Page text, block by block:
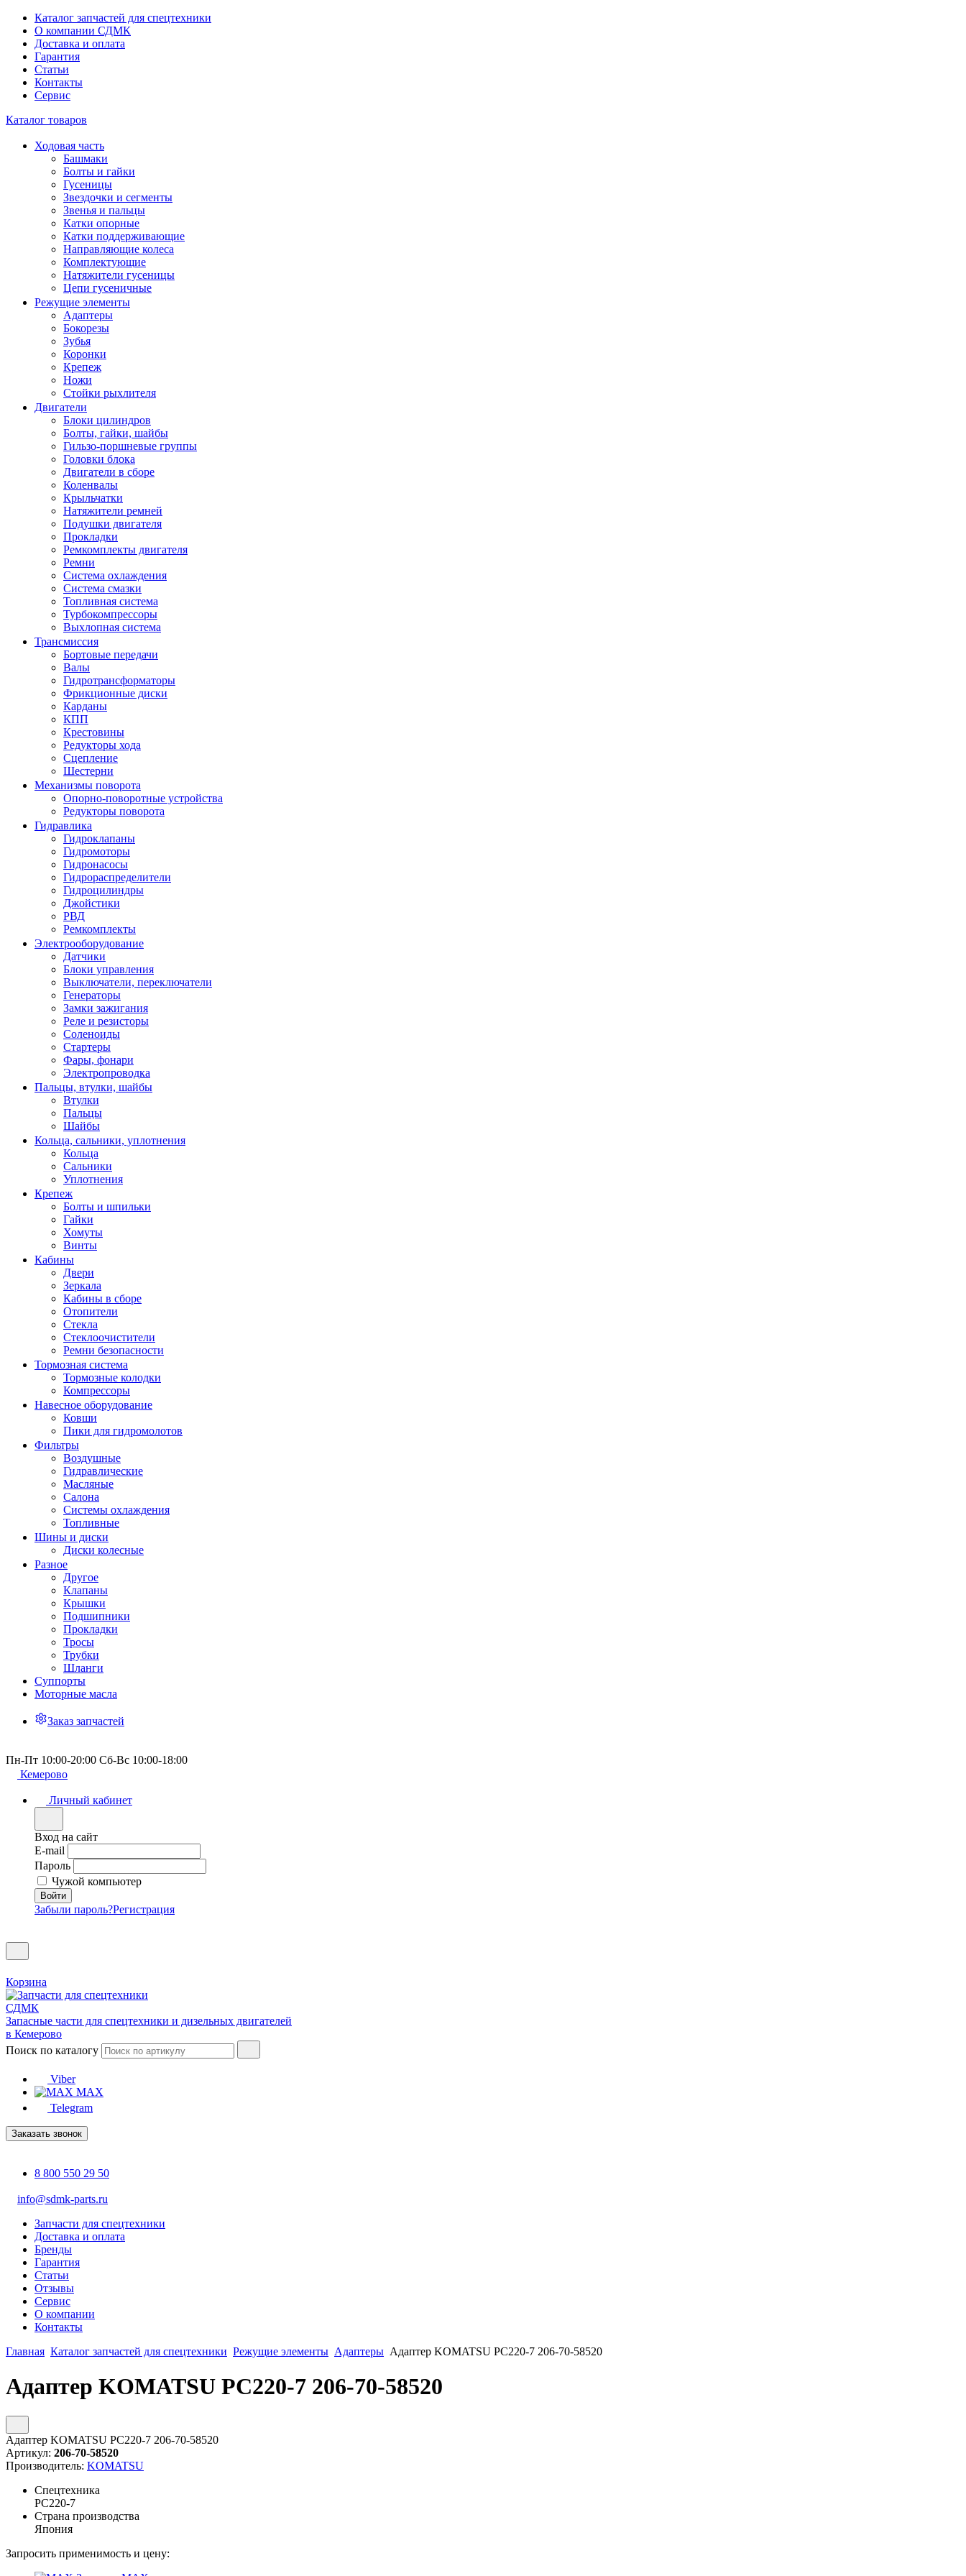
Каталог запчастей для спецтехники
О компании СДМК
Доставка и оплата
Гарантия
Статьи
Контакты
Сервис
Каталог товаров
Ходовая часть
Башмаки
Болты и гайки
Гусеницы
Звездочки и сегменты
Звенья и пальцы
Катки опорные
Катки поддерживающие
Направляющие колеса
Комплектующие
Натяжители гусеницы
Цепи гусеничные
Режущие элементы
Адаптеры
Бокорезы
Зубья
Коронки
Крепеж
Ножи
Стойки рыхлителя
Двигатели
Блоки цилиндров
Болты, гайки, шайбы
Гильзо-поршневые группы
Головки блока
Двигатели в сборе
Коленвалы
Крыльчатки
Натяжители ремней
Подушки двигателя
Прокладки
Ремкомплекты двигателя
Ремни
Система охлаждения
Система смазки
Топливная система
Турбокомпрессоры
Выхлопная система
Трансмиссия
Бортовые передачи
Валы
Гидротрансформаторы
Фрикционные диски
Карданы
КПП
Крестовины
Редукторы хода
Сцепление
Шестерни
Механизмы поворота
Опорно-поворотные устройства
Редукторы поворота
Гидравлика
Гидроклапаны
Гидромоторы
Гидронасосы
Гидрораспределители
Гидроцилиндры
Джойстики
РВД
Ремкомплекты
Электрооборудование
Датчики
Блоки управления
Выключатели, переключатели
Генераторы
Замки зажигания
Реле и резисторы
Соленоиды
Стартеры
Фары, фонари
Электропроводка
Пальцы, втулки, шайбы
Втулки
Пальцы
Шайбы
Кольца, сальники, уплотнения
Кольца
Сальники
Уплотнения
Крепеж
Болты и шпильки
Гайки
Хомуты
Винты
Кабины
Двери
Зеркала
Кабины в сборе
Отопители
Стекла
Стеклоочистители
Ремни безопасности
Тормозная система
Тормозные колодки
Компрессоры
Навесное оборудование
Ковши
Пики для гидромолотов
Фильтры
Воздушные
Гидравлические
Масляные
Салона
Системы охлаждения
Топливные
Шины и диски
Диски колесные
Разное
Другое
Клапаны
Крышки
Подшипники
Прокладки
Тросы
Трубки
Шланги
Суппорты
Моторные масла
Заказ запчастей
Пн-Пт 10:00-20:00 Сб-Вс 10:00-18:00
Кемерово
Личный кабинет
Вход на сайт
E-mail
Пароль
Чужой компьютер
Забыли пароль?Регистрация
Корзина
Запасные части для спецтехники и дизельных двигателей
в Кемерово
Поиск по каталогу
Viber
MAX
Telegram
Заказать звонок
8 800 550 29 50
info@sdmk-parts.ru
Запчасти для спецтехники
Доставка и оплата
Бренды
Гарантия
Статьи
Отзывы
Сервис
О компании
Контакты
Главная Каталог запчастей для спецтехники Режущие элементы Адаптеры Адаптер KOMATSU PC220-7 206-70-58520
Адаптер KOMATSU PC220-7 206-70-58520
Адаптер KOMATSU PC220-7 206-70-58520
Артикул: 206-70-58520
Производитель: KOMATSU
Спецтехника
PC220-7
Страна производства
Япония
Запросить применимость и цену: